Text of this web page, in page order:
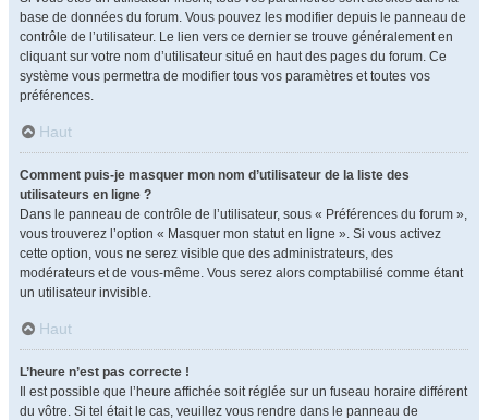
base de données du forum. Vous pouvez les modifier depuis le panneau de
contrôle de l’utilisateur. Le lien vers ce dernier se trouve généralement en
cliquant sur votre nom d’utilisateur situé en haut des pages du forum. Ce
système vous permettra de modifier tous vos paramètres et toutes vos
préférences.
Haut
Comment puis-je masquer mon nom d’utilisateur de la liste des
utilisateurs en ligne ?
Dans le panneau de contrôle de l’utilisateur, sous « Préférences du forum »,
vous trouverez l’option « Masquer mon statut en ligne ». Si vous activez
cette option, vous ne serez visible que des administrateurs, des
modérateurs et de vous-même. Vous serez alors comptabilisé comme étant
un utilisateur invisible.
Haut
L’heure n’est pas correcte !
Il est possible que l’heure affichée soit réglée sur un fuseau horaire différent
du vôtre. Si tel était le cas, veuillez vous rendre dans le panneau de